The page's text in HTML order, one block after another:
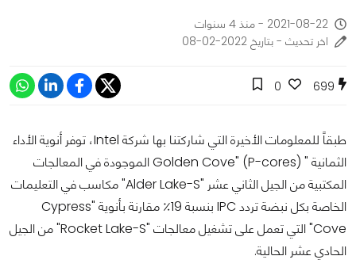
2021-08-22 - منذ 4 سنوات
اخر تحديث - بتاريخ 2022-02-08
699
0
طبقاً للمعلومات الأخيرة التي شاركتنا بها شركة Intel، توفر أنوية الأداء
الثمانية " Golden Cove" (P-cores) الموجودة في المعالجات
المكتبية من الجيل الثاني عشر "Alder Lake-S" مكاسب في التعليمات
الخاصة بكل نبضة تردد IPC بنسبة 19٪ مقارنة بأنوية "Cypress
Cove" التي تعمل على تشغيل معالجات "Rocket Lake-S" من الجيل
الحادي عشر الحالية.